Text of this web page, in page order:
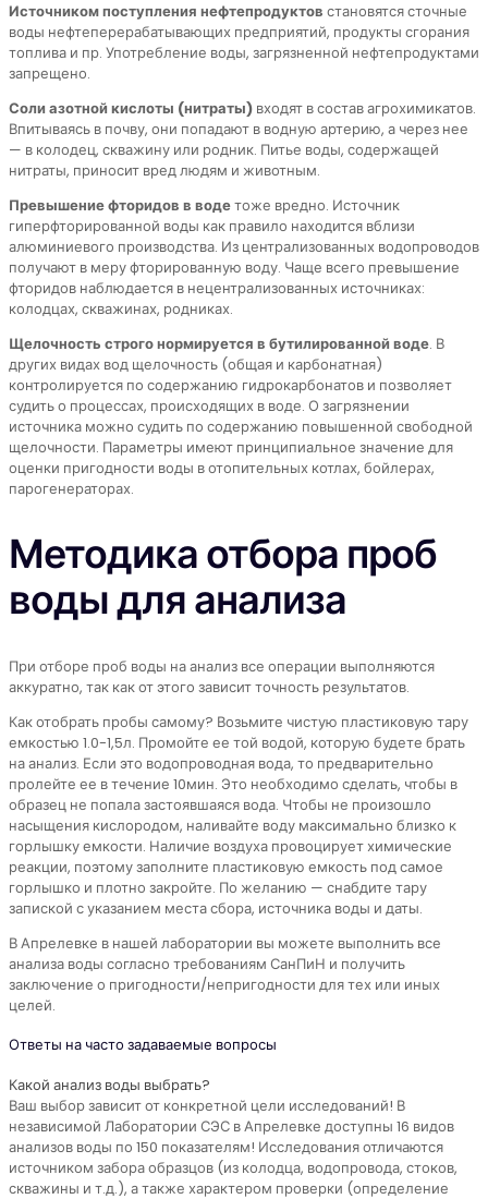
Источником поступления нефтепродуктов становятся сточные
воды нефтеперерабатывающих предприятий, продукты сгорания
топлива и пр. Употребление воды, загрязненной нефтепродуктами
запрещено.
Соли азотной кислоты (нитраты) входят в состав агрохимикатов.
Впитываясь в почву, они попадают в водную артерию, а через нее
— в колодец, скважину или родник. Питье воды, содержащей
нитраты, приносит вред людям и животным.
Превышение фторидов в водетоже вредно. Источник
гиперфторированной воды как правило находится вблизи
алюминиевого производства. Из централизованных водопроводов
получают в меру фторированную воду. Чаще всего превышение
фторидов наблюдается в нецентрализованных источниках:
колодцах, скважинах, родниках.
Щелочность строго нормируется в бутилированной воде. В
других видах вод щелочность (общая и карбонатная)
контролируется по содержанию гидрокарбонатов и позволяет
судить о процессах, происходящих в воде. О загрязнении
источника можно судить по содержанию повышенной свободной
щелочности. Параметры имеют принципиальное значение для
оценки пригодности воды в отопительных котлах, бойлерах,
парогенераторах.
Методика отбора проб
воды для анализа
При отборе проб воды на анализ все операции выполняются
аккуратно, так как от этого зависит точность результатов.
Как отобрать пробы самому? Возьмите чистую пластиковую тару
емкостью 1.0-1,5л. Промойте ее той водой, которую будете брать
на анализ. Если это водопроводная вода, то предварительно
пролейте ее в течение 10мин. Это необходимо сделать, чтобы в
образец не попала застоявшаяся вода. Чтобы не произошло
насыщения кислородом, наливайте воду максимально близко к
горлышку емкости. Наличие воздуха провоцирует химические
реакции, поэтому заполните пластиковую емкость под самое
горлышко и плотно закройте. По желанию — снабдите тару
запиской с указанием места сбора, источника воды и даты.
В Апрелевке в нашей лаборатории вы можете выполнить все
анализа воды согласно требованиям СанПиН и получить
заключение о пригодности/непригодности для тех или иных
целей.
Ответы на часто задаваемые вопросы
Какой анализ воды выбрать?
Ваш выбор зависит от конкретной цели исследований! В
независимой Лаборатории СЭС в Апрелевке доступны 16 видов
анализов воды по 150 показателям! Исследования отличаются
источником забора образцов (из колодца, водопровода, стоков,
скважины и т.д.), а также характером проверки (определение